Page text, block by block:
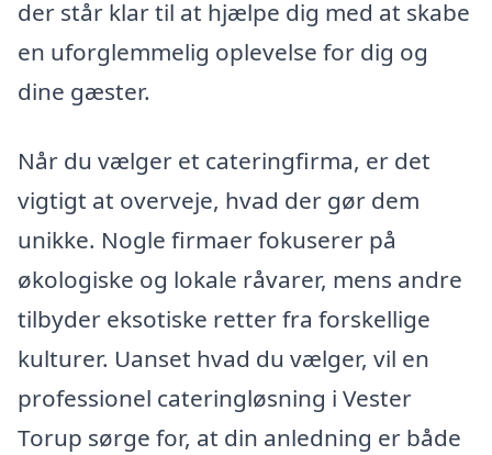
der står klar til at hjælpe dig med at skabe
en uforglemmelig oplevelse for dig og
dine gæster.
Når du vælger et cateringfirma, er det
vigtigt at overveje, hvad der gør dem
unikke. Nogle firmaer fokuserer på
økologiske og lokale råvarer, mens andre
tilbyder eksotiske retter fra forskellige
kulturer. Uanset hvad du vælger, vil en
professionel cateringløsning i Vester
Torup sørge for, at din anledning er både